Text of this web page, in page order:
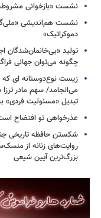
نشست «بازخوانی مشروطه
نشست هم‌اندیشی
دموکراتیک»
تولید «بی‌خانمان‌شدگان
چگونه می‌توان جهانی
زیست نوع‌دوستانه ای که
می‌انجامد/ سهم مادر
تبدیل «مسئولیت فردی»
عذرخواهی‌ تو افتضاح
شکستن حافظه تاریخی
روایت‌های زنانه از
بزرگ‌ترین آیین شیعی